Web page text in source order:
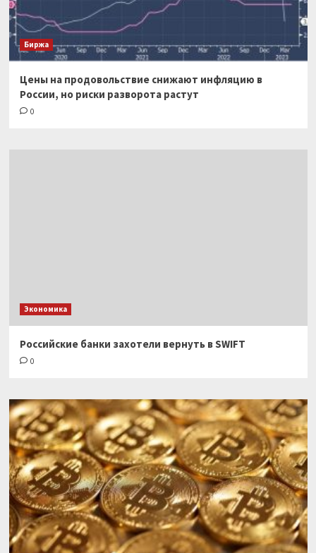
Биржа
Цены на продовольствие снижают инфляцию в
России, но риски разворота растут
0
Экономика
Российские банки захотели вернуть в SWIFT
0